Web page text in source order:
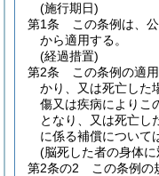
(施行期日)
第1条
この条例は、
から適用する。
(経過措置)
第2条
この条例の適
かり、又は死亡した
傷又は疾病によりこ
となり、又は死亡し
に係る補償について
(脳死した者の身体
第2条の2
この条例の